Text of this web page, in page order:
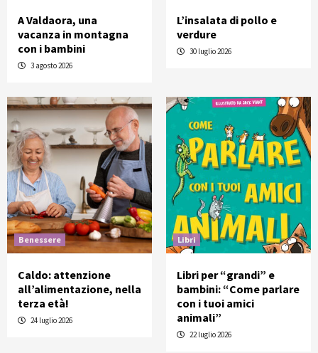
A Valdaora, una
vacanza in montagna
con i bambini
3 agosto 2026
L’insalata di pollo e
verdure
30 luglio 2026
Benessere
Caldo: attenzione
all’alimentazione, nella
terza età!
24 luglio 2026
Libri
Libri per “grandi” e
bambini: “Come parlare
con i tuoi amici
animali”
22 luglio 2026